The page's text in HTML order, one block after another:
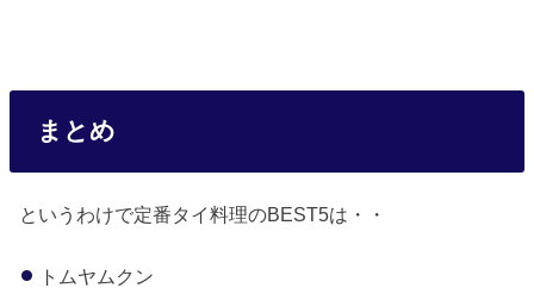
まとめ
というわけで定番タイ料理のBEST5は・・
トムヤムクン